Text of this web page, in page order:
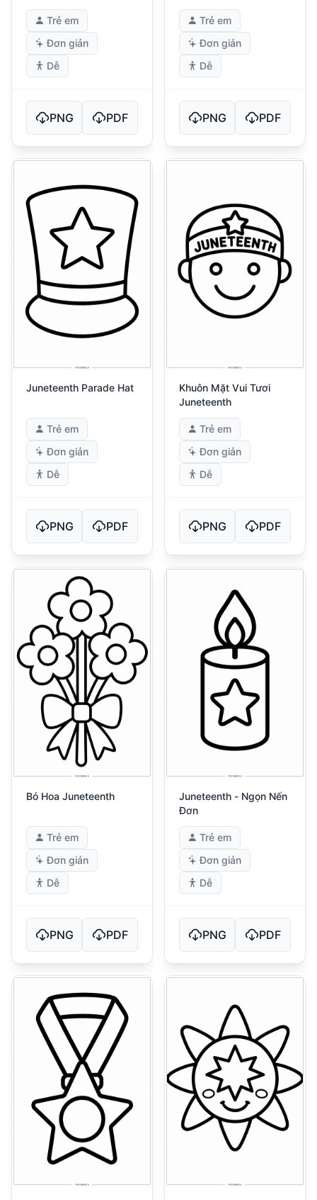
Trẻ em
Đơn giản
Dễ
PNG PDF
Trẻ em
Đơn giản
Dễ
PNG PDF
Juneteenth Parade Hat
Trẻ em
Đơn giản
Dễ
PNG PDF
Khuôn Mặt Vui Tươi
Juneteenth
Trẻ em
Đơn giản
Dễ
PNG PDF
Bó Hoa Juneteenth
Trẻ em
Đơn giản
Dễ
PNG PDF
Juneteenth - Ngọn Nến
Đơn
Trẻ em
Đơn giản
Dễ
PNG PDF